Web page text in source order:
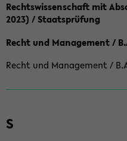
Rechtswissenschaft mit
2023) / Staatsprüfung
Recht und Management /
Recht und Management /
S